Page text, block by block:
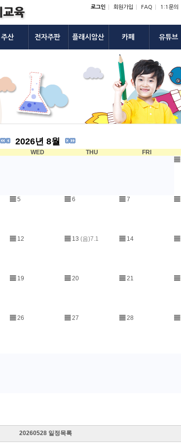
로그인 회원가입 FAQ 1:1문의
주산 전자주판 플래시암산 카페 유튜브
2026년 8월
WED THU FRI
▤
▤ 5 ▤ 6 ▤ 7 ▤
▤ 12 ▤ 13 (음)7.1 ▤ 14 ▤
▤ 19 ▤ 20 ▤ 21 ▤
▤ 26 ▤ 27 ▤ 28 ▤
20260528 일정목록